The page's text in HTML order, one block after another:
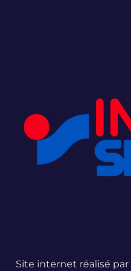
Site internet réalisé par